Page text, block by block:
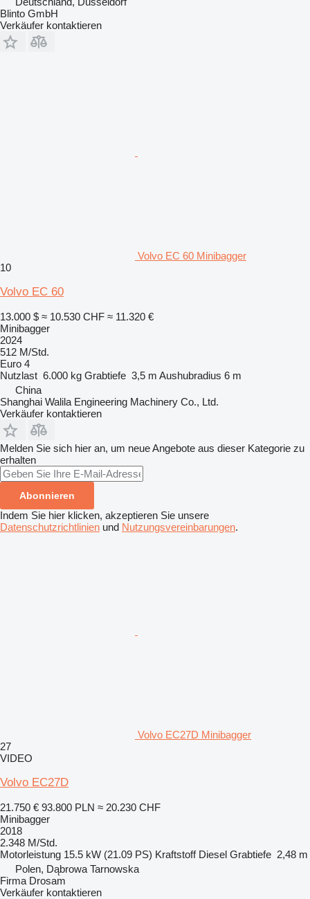
Blinto GmbH
Verkäufer kontaktieren
Volvo EC 60 Minibagger
10
Volvo EC 60
13.000 $ ≈ 10.530 CHF ≈ 11.320 €
Minibagger
2024
512 M/Std.
Euro 4
Nutzlast 6.000 kg Grabtiefe 3,5 m Aushubradius 6 m
China
Shanghai Walila Engineering Machinery Co., Ltd.
Verkäufer kontaktieren
Melden Sie sich hier an, um neue Angebote aus dieser Kategorie zu
erhalten
Abonnieren
Indem Sie hier klicken, akzeptieren Sie unsere
Datenschutzrichtlinien und Nutzungsvereinbarungen.
Volvo EC27D Minibagger
27
VIDEO
Volvo EC27D
21.750 € 93.800 PLN ≈ 20.230 CHF
Minibagger
2018
2.348 M/Std.
Motorleistung 15.5 kW (21.09 PS) Kraftstoff Diesel Grabtiefe 2,48 m
Polen, Dąbrowa Tarnowska
Firma Drosam
Verkäufer kontaktieren